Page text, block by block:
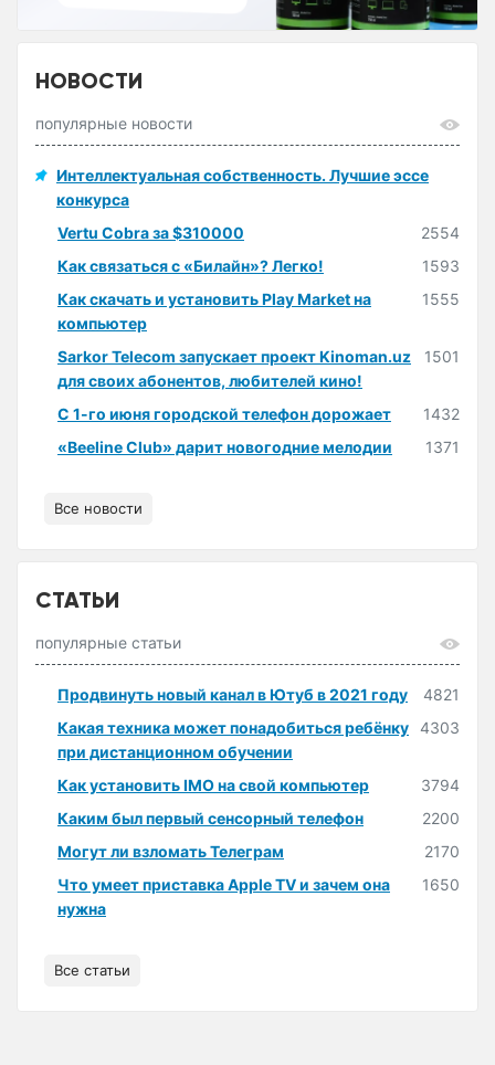
НОВОСТИ
популярные новости
Интеллектуальная собственность. Лучшие эссе
конкурса
Vertu Cobra за $310000
2554
Как связаться с «Билайн»? Легко!
1593
Как скачать и установить Play Market на
компьютер
1555
Sarkor Telecom запускает проект Kinoman.uz
для своих абонентов, любителей кино!
1501
С 1-го июня городской телефон дорожает
1432
«Beeline Club» дарит новогодние мелодии
1371
Все новости
СТАТЬИ
популярные статьи
Продвинуть новый канал в Ютуб в 2021 году
4821
Какая техника может понадобиться ребёнку
при дистанционном обучении
4303
Как установить IMO на свой компьютер
3794
Каким был первый сенсорный телефон
2200
Могут ли взломать Телеграм
2170
Что умеет приставка Apple TV и зачем она
нужна
1650
Все статьи